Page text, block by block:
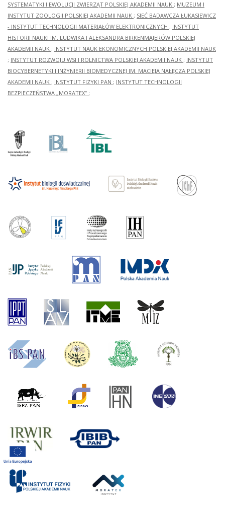
SYSTEMATYKI I EWOLUCJI ZWIERZĄT POLSKIEJ AKADEMII NAUK ; MUZEUM I
INSTYTUT ZOOLOGII POLSKIEJ AKADEMII NAUK ; SIEĆ BADAWCZA ŁUKASIEWICZ
- INSTYTUT TECHNOLOGII MATERIAŁÓW ELEKTRONICZNYCH ; INSTYTUT
HISTORII NAUKI IM. LUDWIKA I ALEKSANDRA BIRKENMAJERÓW POLSKIEJ
AKADEMII NAUK ; INSTYTUT NAUK EKONOMICZNYCH POLSKIEJ AKADEMII NAUK
; INSTYTUT ROZWOJU WSI I ROLNICTWA POLSKIEJ AKADEMII NAUK ; INSTYTUT
BIOCYBERNETYKI I INŻYNIERII BIOMEDYCZNEJ IM. MACIEJA NAŁĘCZA POLSKIEJ
AKADEMII NAUK ; INSTYTUT FIZYKI PAN ; INSTYTUT TECHNOLOGII
BEZPIECZEŃSTWA „MORATEX” ;